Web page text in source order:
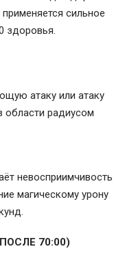
сильное
здоровья.
атаку или атаку
радиусом
невосприимчивость
магическому урону
70:00)